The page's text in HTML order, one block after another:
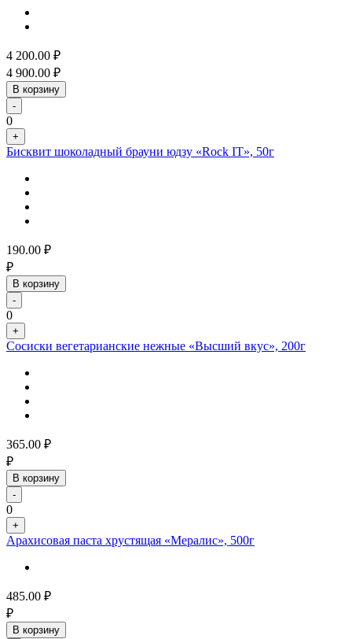
4 200.00 ₽
4 900.00 ₽
В корзину
-
0
+
Бисквит шоколадный брауни юдзу «Rock IT», 50г
190.00 ₽
₽
В корзину
-
0
+
Сосиски вегетарианские нежные «Высший вкус», 200г
365.00 ₽
₽
В корзину
-
0
+
Арахисовая паста хрустящая «Мералис», 500г
485.00 ₽
₽
В корзину